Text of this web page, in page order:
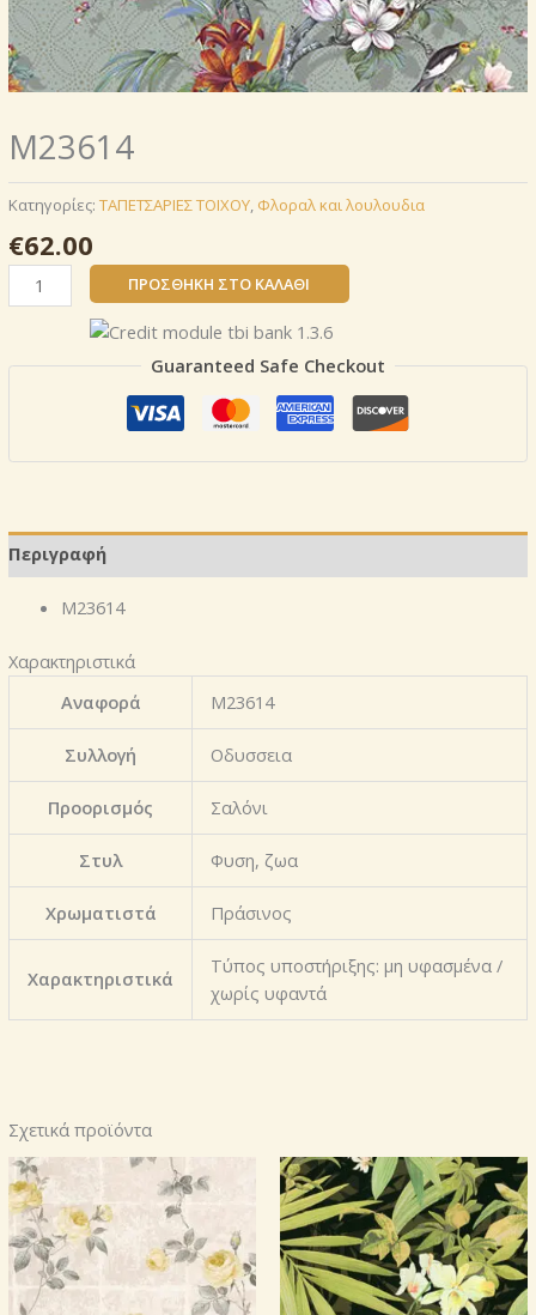
Μ23614
Κατηγορίες: ΤΑΠΕΤΣΑΡΙΕΣ ΤΟΙΧΟΥ, Φλοραλ και λουλουδια
€62.00
Μ23614
ποσότητα
ΠΡΟΣΘΉΚΗ ΣΤΟ ΚΑΛΆΘΙ
Guaranteed Safe Checkout
Περιγραφή
Μ23614
Χαρακτηριστικά
Αναφορά
Μ23614
Συλλογή Οδυσσεια
Προορισμός Σαλόνι
Στυλ Φυση, ζωα
Χρωματιστά Πράσινος
Χαρακτηριστικά
Τύπος υποστήριξης: μη υφασμένα /
χωρίς υφαντά
Σχετικά προϊόντα